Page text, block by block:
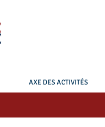
AXE DES ACTIVITÉS